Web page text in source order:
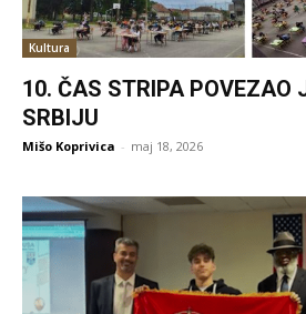
Kultura
10. ČAS STRIPA POVEZAO
SRBIJU
Mišo Koprivica - maj 18, 2026